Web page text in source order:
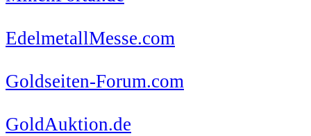
EdelmetallMesse.com
Goldseiten-Forum.com
GoldAuktion.de